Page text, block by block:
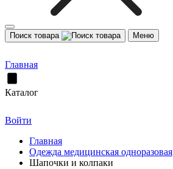
Поиск товара Меню
Главная
Каталог
Войти
Главная
Одежда медицинская одноразовая
Шапочки и колпаки